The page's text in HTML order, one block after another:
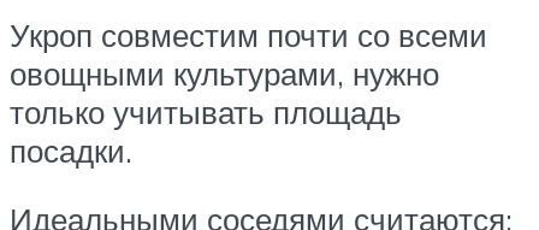
Укроп совместим почти со всеми
овощными культурами, нужно
только учитывать площадь
посадки.
Идеальными соседями считаются: